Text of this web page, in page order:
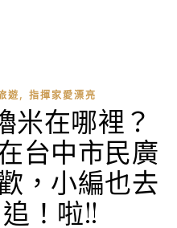
遊, 指揮家愛漂亮
米在哪裡？
台中市民廣
，小編也去
！啦!!